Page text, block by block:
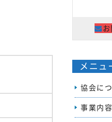
メニュ
協会に
事業内容